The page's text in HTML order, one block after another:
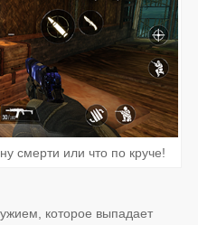
смерти или что по круче!
которое выпадает